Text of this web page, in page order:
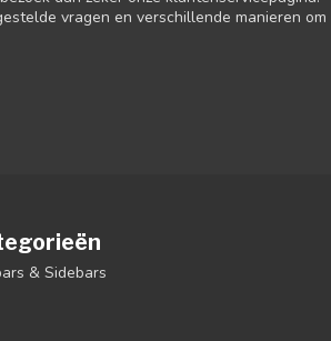
vragen en verschillende manieren om
& Sidebars